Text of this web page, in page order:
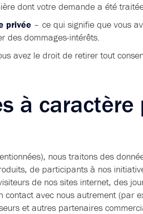
dont votre demande a été
privée – ce qui signifie que vous
des dommages-intérêts.
avez le droit de retirer tout
à
nous traitons des
de participants à nos
de nos sites internet, des
avec nous autrement (par
et autres partenaires